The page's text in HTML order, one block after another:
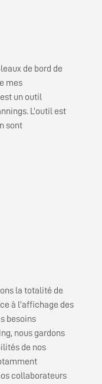
de bord de
mes
un outil
L’outil est
sont
la totalité de
à l’affichage des
besoins
nous gardons
de nos
collaborateurs